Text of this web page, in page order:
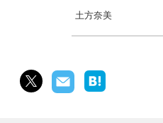
土方奈美